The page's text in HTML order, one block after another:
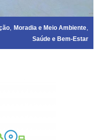
, Moradia e Meio Ambiente,
Saúde e Bem-Estar